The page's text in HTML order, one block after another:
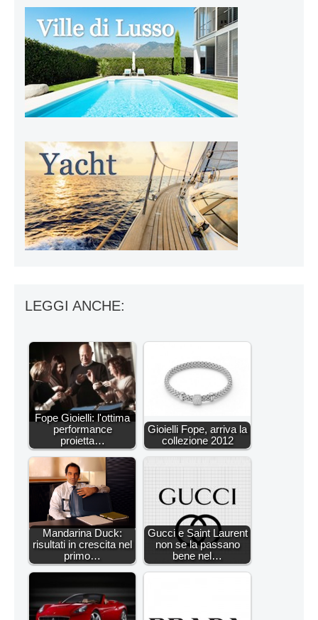
LEGGI ANCHE:
Fope Gioielli: l'ottima
performance
proietta…
Gioielli Fope, arriva la
collezione 2012
Mandarina Duck:
risultati in crescita nel
primo…
Gucci e Saint Laurent
non se la passano
bene nel…